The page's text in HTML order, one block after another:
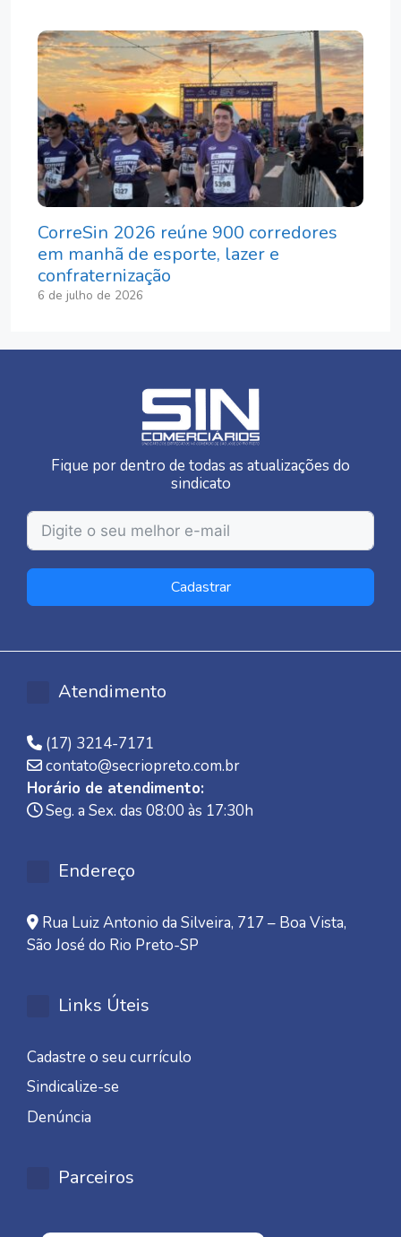
CorreSin 2026 reúne 900 corredores
em manhã de esporte, lazer e
confraternização
6 de julho de 2026
Fique por dentro de todas as atualizações do
sindicato
Cadastrar
Atendimento
(17) 3214-7171
contato@secriopreto.com.br
Horário de atendimento:
Seg. a Sex. das 08:00 às 17:30h
Endereço
Rua Luiz Antonio da Silveira, 717 – Boa Vista,
São José do Rio Preto-SP
Links Úteis
Cadastre o seu currículo
Sindicalize-se
Denúncia
Parceiros